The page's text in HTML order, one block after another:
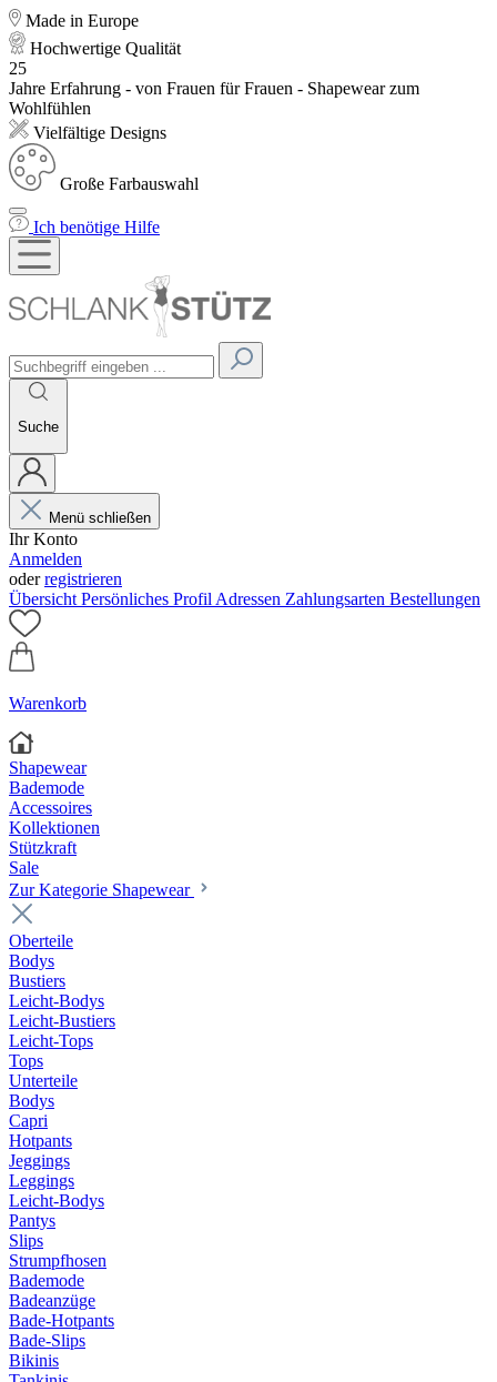
Made in Europe
Hochwertige Qualität
25
Jahre Erfahrung - von Frauen für Frauen - Shapewear zum
Wohlfühlen
Vielfältige Designs
Große Farbauswahl
Ich benötige Hilfe
Suche
Menü schließen
Ihr Konto
Anmelden
oderregistrieren
Übersicht Persönliches Profil Adressen Zahlungsarten Bestellungen
Warenkorb
Shapewear
Bademode
Accessoires
Kollektionen
Stützkraft
Sale
Zur Kategorie Shapewear
Oberteile
Bodys
Bustiers
Leicht-Bodys
Leicht-Bustiers
Leicht-Tops
Tops
Unterteile
Bodys
Capri
Hotpants
Jeggings
Leggings
Leicht-Bodys
Pantys
Slips
Strumpfhosen
Bademode
Badeanzüge
Bade-Hotpants
Bade-Slips
Bikinis